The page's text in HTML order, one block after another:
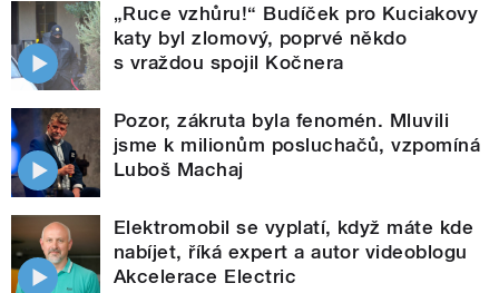
„Ruce vzhůru!“ Budíček pro Kuciakovy
katy byl zlomový, poprvé někdo
s vraždou spojil Kočnera
Pozor, zákruta byla fenomén. Mluvili
jsme k milionům posluchačů, vzpomíná
Luboš Machaj
Elektromobil se vyplatí, když máte kde
nabíjet, říká expert a autor videoblogu
Akcelerace Electric